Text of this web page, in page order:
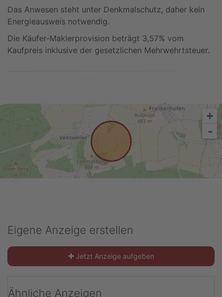
Eigene Anzeige erstellen
Jetzt Anzeige aufgeben
Ähnliche Anzeigen
Das Anwesen steht unter Denkmalschutz, daher kein
Energieausweis notwendig.
Die Käufer-Maklerprovision beträgt 3,57% vom
Kaufpreis inklusive der gesetzlichen Mehrwehrtsteuer.
Anzeige melden
+
-